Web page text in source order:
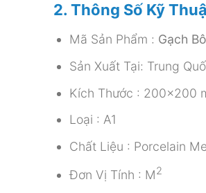
2. Thông Số Kỹ
Mã Sản Phẩm : Gạch
Sản Xuất Tại: Trung
Kích Thước : 200×200
Loại : A1
Chất Liệu : Porcelain
Đơn Vị Tính : M2